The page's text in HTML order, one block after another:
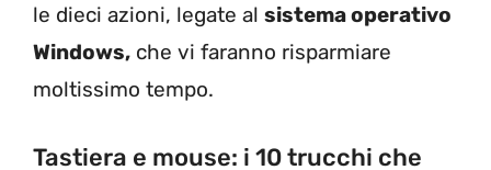
le dieci azioni, legate al sistema operativo
Windows, che vi faranno risparmiare
moltissimo tempo.
Tastiera e mouse: i 10 trucchi che